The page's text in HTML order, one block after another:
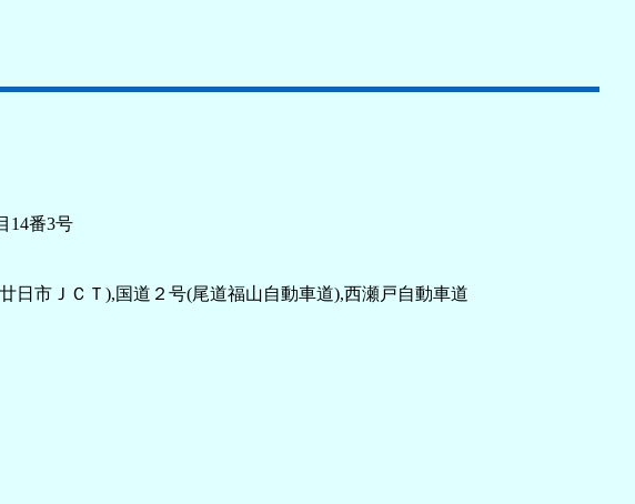
14番3号
日市ＪＣＴ),国道２号(尾道福山自動車道),西瀬戸自動車道